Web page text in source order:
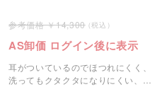
14,300
AS卸価 ログイン後に表示
耳がついているのでほつれにくく、
洗ってもクタクタになりにくい、適